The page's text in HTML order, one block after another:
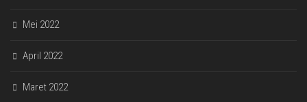
Mei 2022
April 2022
Maret 2022